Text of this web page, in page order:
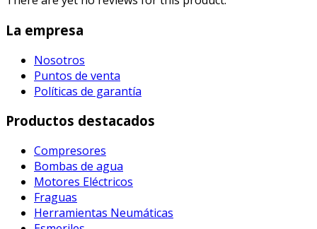
La empresa
Nosotros
Puntos de venta
Políticas de garantía
Productos destacados
Compresores
Bombas de agua
Motores Eléctricos
Fraguas
Herramientas Neumáticas